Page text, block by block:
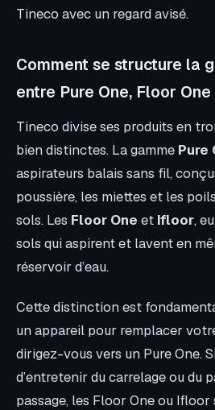
Tineco avec un regard avisé.
Comment se structure la
entre Pure One, Floor
Tineco divise ses produits en
bien distinctes. La gamme Pure
aspirateurs balais sans fil,
poussière, les miettes et les
sols. Les Floor One et Ifloor,
sols qui aspirent et lavent en
réservoir d’eau.
Cette distinction est
un appareil pour remplacer
dirigez-vous vers un Pure One.
d’entretenir du carrelage ou du
passage, les Floor One ou